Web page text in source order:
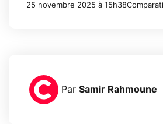
25 novembre 2025 à 15h38
Par Samir Rahmoune